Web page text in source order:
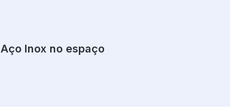
Aço Inox no espaço